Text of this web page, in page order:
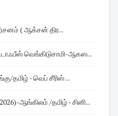
( ஆக்சன் திர...
வெங்கிடுசாமி-ஆகஸ...
SUPER SUBBU (2026)- தெலுங்கு/தமிழ் - வெப் சீரிஸ் ...
ஆங்கிலம் /தமிழ் - சினி...